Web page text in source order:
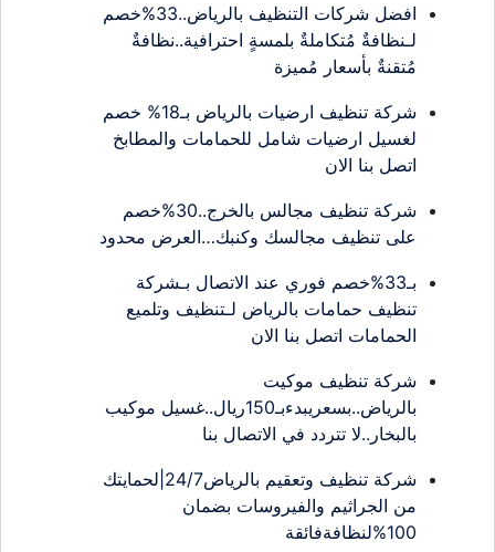
افضل شركات التنظيف بالرياض..33%خصم
لـنظافةٌ مُتكاملةٌ بلمسةٍ احترافية..نظافةٌ
مُتقنةٌ بأسعار مُميزة
شركة تنظيف ارضيات بالرياض بـ18% خصم
لغسيل ارضيات شامل للحمامات والمطابخ
اتصل بنا الان
شركة تنظيف مجالس بالخرج..30%خصم
على تنظيف مجالسك وكنبك…العرض محدود
بـ33%خصم فوري عند الاتصال بـشركة
تنظيف حمامات بالرياض لـتنظيف وتلميع
الحمامات اتصل بنا الان
شركة تنظيف موكيت
بالرياض..بسعريبدءبـ150ريال..غسيل موكيب
بالبخار..لا تتردد في الاتصال بنا
شركة تنظيف وتعقيم بالرياض24/7|لحمايتك
من الجراثيم والفيروسات بضمان
100%لنظافةفائقة